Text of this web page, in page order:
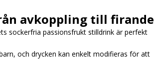
avkoppling till firande
sockerfria passionsfrukt stilldrink är perfekt
och drycken kan enkelt modifieras för att